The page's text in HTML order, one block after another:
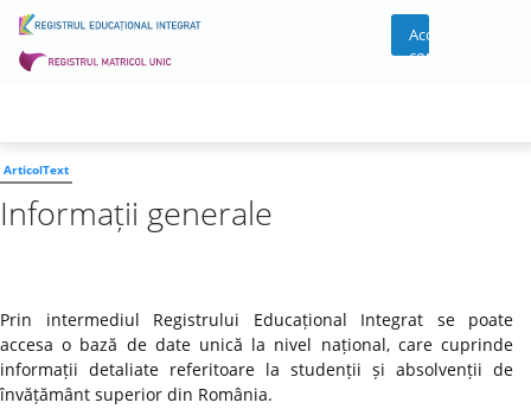
Acces
cont
ArticolText
Informații generale
Prin intermediul Registrului Educațional Integrat se poate
accesa o bază de date unică la nivel național, care cuprinde
informații detaliate referitoare la studenții și absolvenții de
învățământ superior din România.